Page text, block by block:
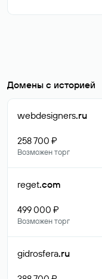
Домены с историей
webdesigners.ru
258 700 ₽
Возможен торг
reget.com
499 000 ₽
Возможен торг
gidrosfera.ru